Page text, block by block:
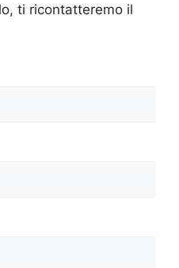
ti ricontatteremo il